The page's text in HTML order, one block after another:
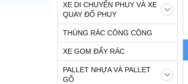
XE DI CHUYỂN PHUY VÀ XE
QUAY ĐỔ PHUY
THÙNG RÁC CÔNG CỘNG
XE GOM ĐẨY RÁC
PALLET NHỰA VÀ PALLET
GỖ